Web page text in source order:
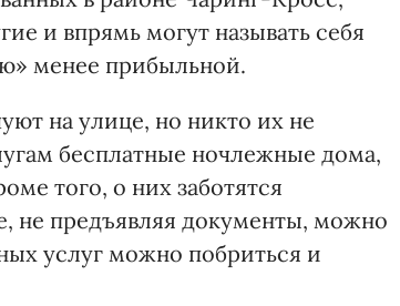
и впрямь могут называть себя
менее прибыльной.
на улице, но никто их не
бесплатные ночлежные дома,
того, о них заботятся
не предъявляя документы, можно
услуг можно побриться и